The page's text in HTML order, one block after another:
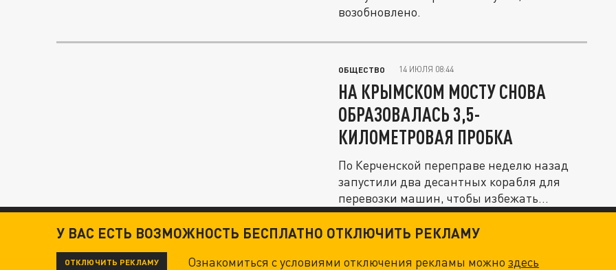
возобновлено.
ОБЩЕСТВО 14 ИЮЛЯ 08:44
НА КРЫМСКОМ МОСТУ СНОВА
ОБРАЗОВАЛАСЬ 3,5-
КИЛОМЕТРОВАЯ ПРОБКА
По Керченской переправе неделю назад
запустили два десантных корабля для
перевозки машин, чтобы избежать...
У ВАС ЕСТЬ ВОЗМОЖНОСТЬ БЕСПЛАТНО ОТКЛЮЧИТЬ РЕКЛАМУ
ОТКЛЮЧИТЬ РЕКЛАМУ Ознакомиться с условиями отключения рекламы можноздесь